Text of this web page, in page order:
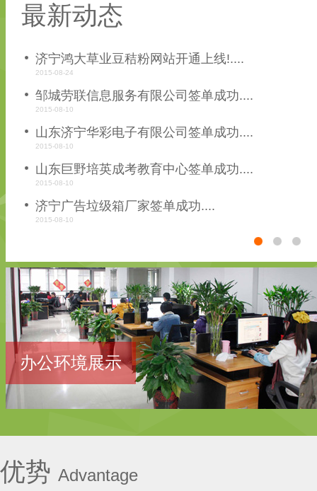
最新动态
济宁鸿大草业豆秸粉网站开通上线!....
2015-08-24
邹城劳联信息服务有限公司签单成功....
2015-08-10
山东济宁华彩电子有限公司签单成功....
2015-08-10
山东巨野培英成考教育中心签单成功....
2015-08-10
济宁广告垃级箱厂家签单成功....
2015-08-10
办公环境展示
优势 Advantage